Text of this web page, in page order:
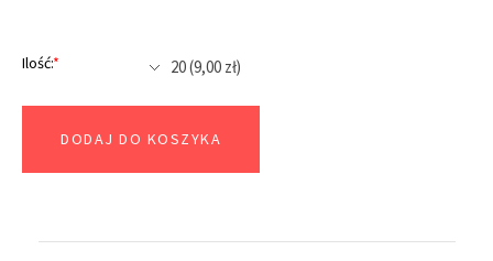
Ilość:*
DODAJ DO KOSZYKA